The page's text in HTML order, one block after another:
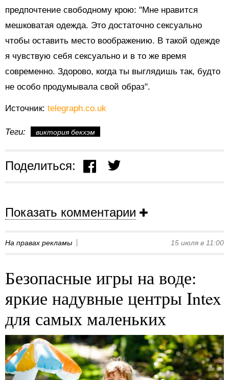
предпочтение свободному крою: "Мне нравится
мешковатая одежда. Это достаточно сексуально
чтобы оставить место воображению. В такой одежде
я чувствую себя сексуально и в то же время
современно. Здорово, когда ты выглядишь так, будто
не особо продумывала свой образ".
Источник: telegraph.co.uk
Теги: виктория бекхэм
Поделиться:
Показать комментарии
На правах рекламы 15 июля в 11:00
Безопасные игры на воде:
яркие надувные центры Intex
для самых маленьких